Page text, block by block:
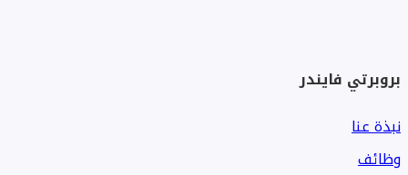
بروبرتي فايندر
نبذة عنا
وظائف